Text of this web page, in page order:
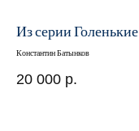
Из серии Голенькие
Константин Батынков
20 000 р.